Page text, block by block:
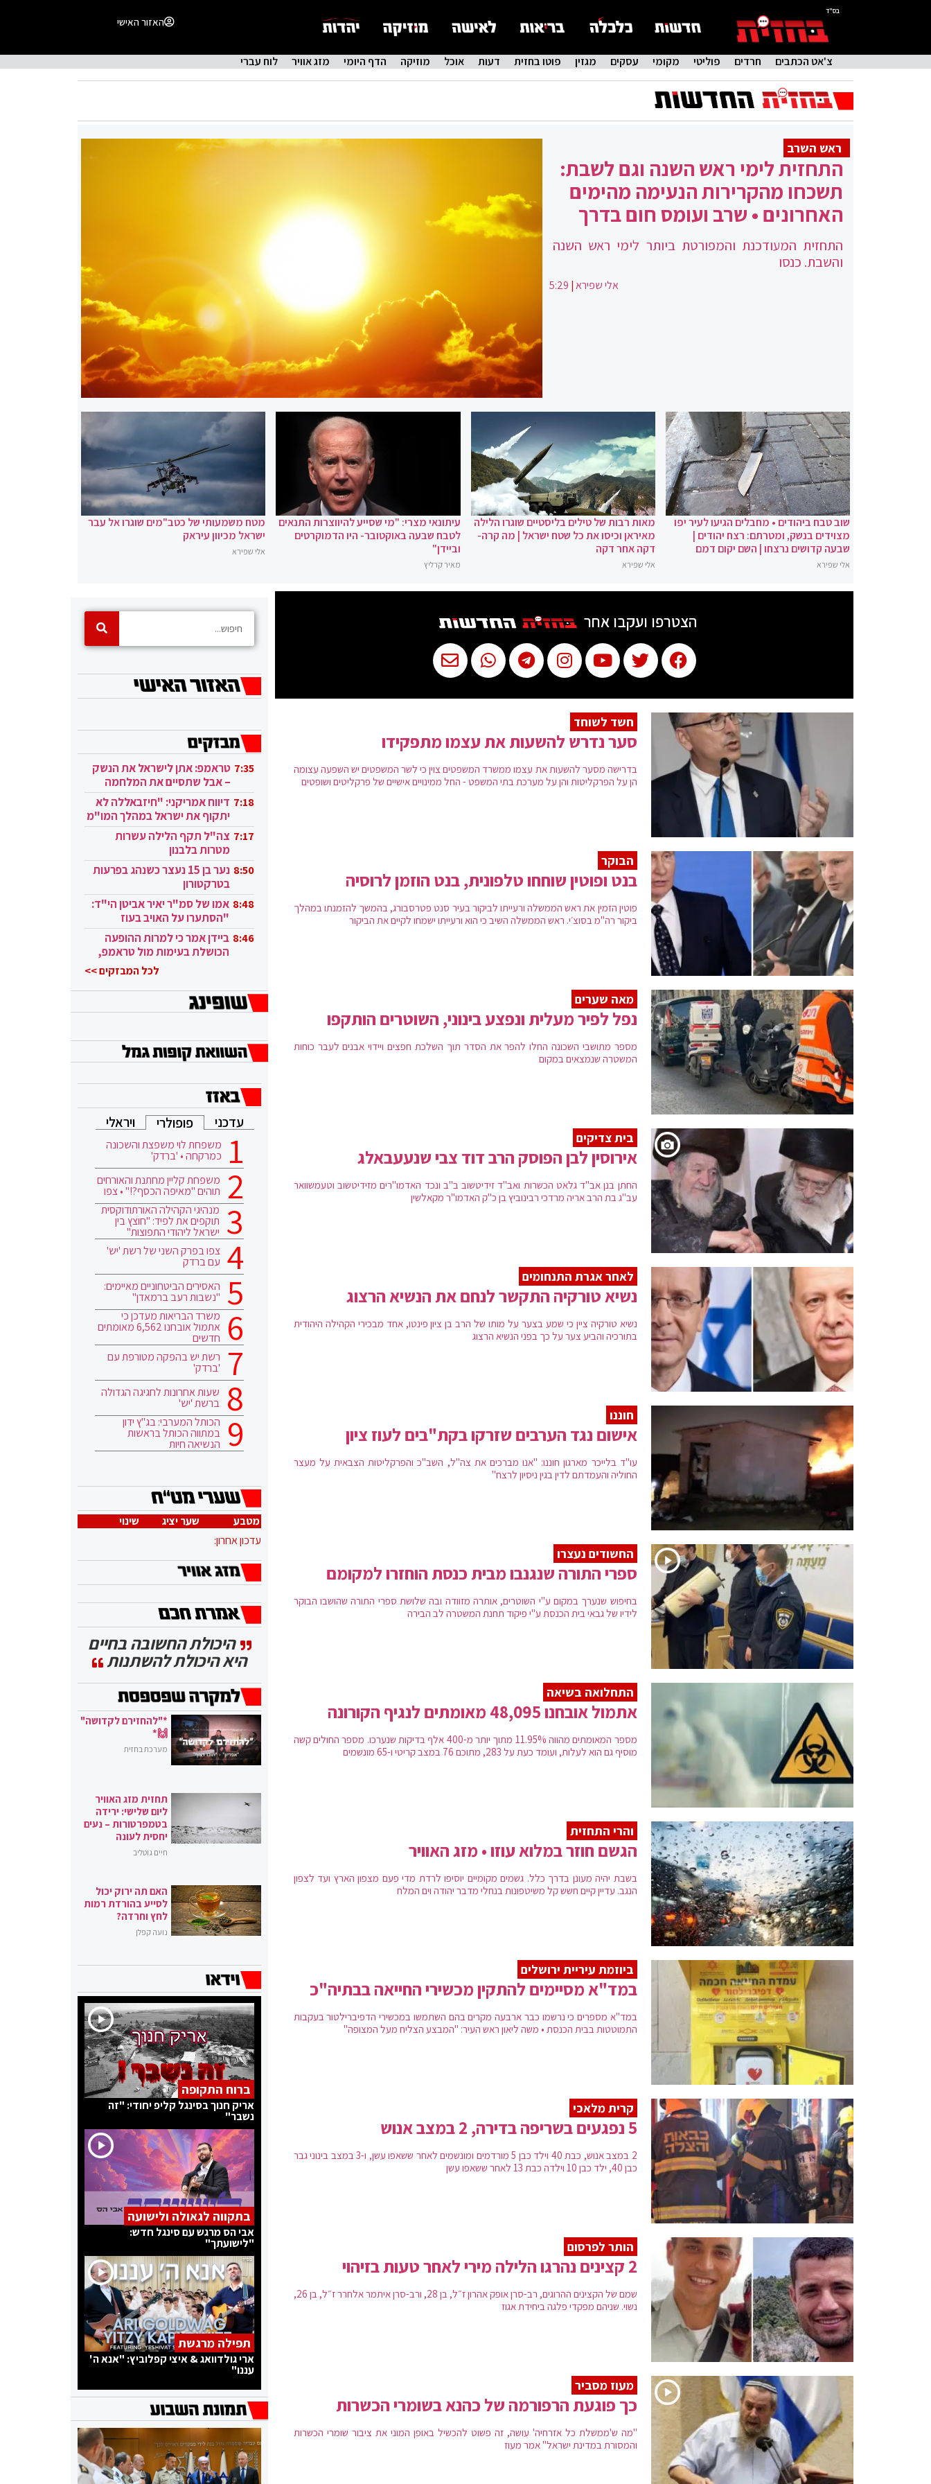
בס"ד
האזור האישי
צ'אט הכתבים חרדים פוליטי מקומי עסקים מגזין פוטו בחזית דעות אוכל מוזיקה הדף היומי מזג אוויר לוח עברי
ראש השרב
התחזית לימי ראש השנה וגם לשבת:
תשכחו מהקרירות הנעימה מהימים
האחרונים • שרב ועומס חום בדרך
התחזית המעודכנת והמפורטת ביותר לימי ראש השנה
והשבת. כנסו
אלי שפירא|
5:29
שוב טבח ביהודים • מחבלים הגיעו לעיר יפו
מצוידים בנשק, ומטרתם: רצח יהודים |
שבעה קדושים נרצחו | השם יקום דמם
אלי שפירא
מאות רבות של טילים בליסטיים שוגרו הלילה
מאיראן וכיסו את כל שטח ישראל | מה קרה-
דקה אחר דקה
אלי שפירא
עיתונאי מצרי: "מי שסייע להיווצרות התנאים
לטבח שבעה באוקטובר- היו הדמוקרטים
וביידן"
מאיר קרליץ
מטח משמעותי של כטב"מים שוגרו אל עבר
ישראל מכיוון עיראק
אלי שפירא
הצטרפו ועקבו אחר
חשד לשוחד
סער נדרש להשעות את עצמו מתפקידו
בדרישה מסער להשעות את עצמו ממשרד המשפטים צוין כי לשר המשפטים יש השפעה עצומה
הן על הפרקליטות והן על מערכת בתי המשפט - החל ממינויים אישיים של פרקליטים ושופטים
הבוקר
בנט ופוטין שוחחו טלפונית, בנט הוזמן לרוסיה
פוטין הזמין את ראש הממשלה ורעייתו לביקור בעיר סנט פטרסבורג, בהמשך להזמנתו במהלך
ביקור רה"מ בסוצ׳י. ראש הממשלה השיב כי הוא ורעייתו ישמחו לקיים את הביקור
מאה שערים
נפל לפיר מעלית ונפצע בינוני, השוטרים הותקפו
מספר מתושבי השכונה החלו להפר את הסדר תוך השלכת חפצים ויידוי אבנים לעבר כוחות
המשטרה שנמצאים במקום
בית צדיקים
אירוסין לבן הפוסק הרב דוד צבי שנעעבאלג
החתן בנן אב"ד גלאט הכשרות ואב"ד זידיטשוב ב"ב ונכד האדמו"רים מזידיטשוב וטעמשוואר
עב"ג בת הרב אריה מרדכי רבינוביץ בן כ"ק האדמו"ר מקאלשין
לאחר אגרת התנחומים
נשיא טורקיה התקשר לנחם את הנשיא הרצוג
נשיא טורקיה ציין כי שמע בצער על מותו של הרב בן ציון פינטו, אחד מבכירי הקהילה היהודית
בתורכיה והביע צער על כך בפני הנשיא הרצוג
חוננו
אישום נגד הערבים שזרקו בקת"בים לעוז ציון
עו"ד בלייכר מארגון חוננו: "אנו מברכים את צה"ל, השב"כ והפרקליטות הצבאית על מעצר
החוליה והעמדתם לדין בגין ניסיון לרצח"
החשודים נעצרו
ספרי התורה שנגנבו מבית כנסת הוחזרו למקומם
בחיפוש שנערך במקום ע"י השוטרים, אותרה מזוודה ובה שלושת ספרי התורה שהושבו הבוקר
לידיו של גבאי בית הכנסת ע"י פיקוד תחנת המשטרה לב הבירה
התחלואה בשיאה
אתמול אובחנו 48,095 מאומתים לנגיף הקורונה
מספר המאומתים מהווה 11.95% מתוך יותר מ-400 אלף בדיקות שנערכו. מספר החולים קשה
מוסיף גם הוא לעלות, ועומד כעת על 283, מתוכם 76 במצב קריטי ו-65 מונשמים
והרי התחזית
הגשם חוזר במלוא עוזו • מזג האוויר
בשבת יהיה מעונן בדרך כלל. גשמים מקומיים יוסיפו לרדת מדי פעם מצפון הארץ ועד לצפון
הנגב. עדיין קיים חשש קל משיטפונות בנחלי מדבר יהודה וים המלח
ביוזמת עיריית ירושלים
במד"א מסיימים להתקין מכשירי החייאה בבתיה"כ
במד"א מספרים כי נרשמו כבר ארבעה מקרים בהם השתמשו במכשירי הדפיברילטור בעקבות
התמוטטות בבית הכנסת • משה ליאון ראש העיר: "המבצע הצליח מעל המצופה"
קרית מלאכי
5 נפגעים בשריפה בדירה, 2 במצב אנוש
2 במצב אנוש, כבת 40 וילד כבן 5 מורדמים ומונשמים לאחר ששאפו עשן, ו-3 במצב בינוני גבר
כבן 40, ילד כבן 10 וילדה כבת 13 לאחר ששאפו עשן
הותר לפרסום
2 קצינים נהרגו הלילה מירי לאחר טעות בזיהוי
שמם של הקצינים ההרוגים, רב-סרן אופק אהרון ז״ל, בן 28, ורב-סרן איתמר אלחרר ז״ל, בן 26,
נשוי. שניהם מפקדי פלגה ביחידת אגוז
מעוז מסביר
כך פוגעת הרפורמה של כהנא בשומרי הכשרות
"מה ש'ממשלת כל אזרחיה' עושה, זה פשוט להכשיל באופן המוני את ציבור שומרי הכשרות
והמסורת במדינת ישראל" אמר מעוז
7:35 טראמפ: אתן לישראל את הנשק
– אבל שתסיים את המלחמה
בעזה 7:18 דיווח אמריקני: "חיזבאללה לא
יתקוף את ישראל במהלך המו"מ
בקטאר" 7:17 צה"ל תקף הלילה עשרות
מטרות בלבנון
8:50
נער בן 15 נעצר כשנהג בפרעות
בטרקטורון
8:48 אמו של סמ"ר יאיר אביטן הי"ד:
"הסתערו על האויב בעוז
ובגבורה" 8:46 ביידן אמר כי למרות ההופעה
הכושלת בעימות מול טראמפ,
לכל המבזקים >>
עדכני פופולרי ויראלי
משפחת לוי משפצת והשכונה
כמרקחה • 'ברדק'
משפחת קליין מחתנת והאורחים
תוהים "מאיפה הכסף?!" • צפו
מנהיגי הקהילה האורתודוקסית
תוקפים את לפיד: "חוצץ בין
ישראל ליהודי התפוצות"
צפו בפרק השני של רשת 'יש'
עם ברדק
האסירים הביטחוניים מאיימים:
"נשבות רעב ברמאדן"
משרד הבריאות מעדכן כי
אתמול אובחנו 6,562 מאומתים
חדשים
רשת יש בהפקה מטורפת עם
'ברדק'
שעות אחרונות לחגיגה הגדולה
ברשת 'יש'
הכותל המערבי: בג"ץ ידון
במתווה הכותל בראשות
הנשיאה חיות
מטבע שער יציג
שינוי
עדכון אחרון:
היכולת החשובה בחיים
היא היכולת להשתנות
*"להחזירם לקדושה"
🙌*
מערכת בחזית
תחזית מזג האוויר
ליום שלישי: ירידה
בטמפרטורות – נעים
יחסית לעונה
חיים גוטליב
האם תה ירוק יכול
לסייע בהורדת רמות
לחץ וחרדה?
נועה קפלן
ברוח התקופה
אריק חנוך בסינגל קליפ יחודי: "זה
נשבר"
בתקווה לגאולה ולישועה
אבי הס מרגש עם סינגל חדש:
"לישועתך"
תפילה מרגשת
ארי גולדוואג & איצי קפלוביץ: "אנא ה'
עננו"